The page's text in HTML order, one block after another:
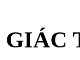
GIÁC